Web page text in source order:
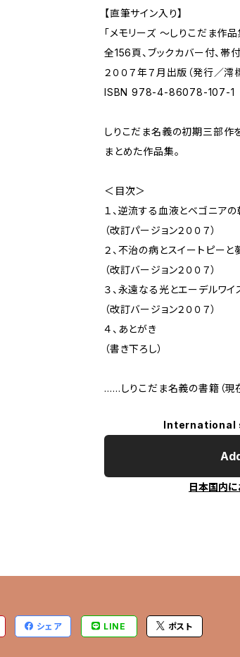
【直筆サイン入り】
「メモリーズ 〜しりこだま作品
全156頁、ブックカバー付、帯付
２００７年７月出版（発行／澪
ISBN 978-4-86078-107-1
しりこだま名義の初期三部作
まとめた作品集。
＜目次＞
１、逆流する血液とベゴニアの
（改訂パージョン２００７）
２、不治の病とスイートピーと
（改訂バージョン２００７）
３、永遠なる光とエーデルワイ
（改訂バージョン２００７）
４、あとがき
（書き下ろし）
……しりこだま名義の書籍（現在
International
日本国内
シェア LINE ポスト